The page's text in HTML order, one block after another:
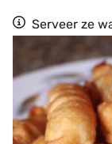
Serveer ze